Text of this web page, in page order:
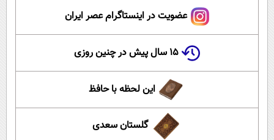
عضویت در اینستاگرام عصر ایران
۱۵ سال پیش در چنین روزی
این لحظه با حافظ
گلستان سعدی